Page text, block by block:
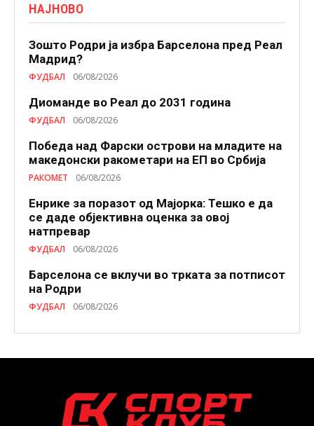
НАЈНОВО
Зошто Родри ја избра Барселона пред Реал
Мадрид?
ФУДБАЛ 06/08/2026
Диоманде во Реал до 2031 година
ФУДБАЛ 06/08/2026
Победа над Фарски острови на младите на
македонски ракометари на ЕП во Србија
РАКОМЕТ 06/08/2026
Енрике за поразот од Мајорка: Тешко е да
се даде објективна оценка за овој
натпревар
ФУДБАЛ 06/08/2026
Барселона се вклучи во трката за потписот
на Родри
ФУДБАЛ 06/08/2026